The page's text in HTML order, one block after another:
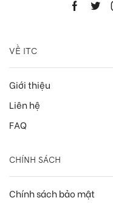
VỀ ITC
Giới thiệu
Liên hệ
FAQ
CHÍNH SÁCH
Chính sách bảo mật